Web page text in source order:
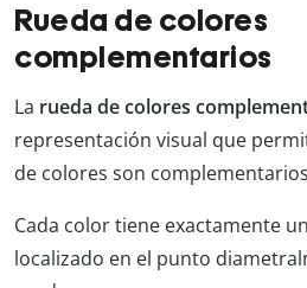
Rueda de colores
complementarios
La rueda de colores
representación visual que
de colores son
Cada color tiene exactamente
localizado en el punto